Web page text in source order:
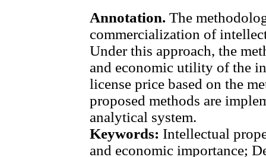
Annotation. The
commercialization of
Under this approach, the
and economic utility of the
license price based on the
proposed methods are
analytical system.
Keywords: Intellectual
and economic importance;